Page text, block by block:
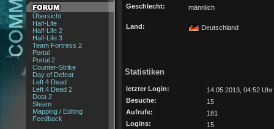
Übersicht
Half-Life
Half-Life 2
Half-Life 3
Team Fortress 2
Portal
Portal 2
Counter-Strike
Day of Defeat
Left 4 Dead
Left 4 Dead 2
Dota 2
Steam
Mapping / Editing
Feedback
Geschlecht:
männlich
Land: Deutschland
Statistiken
letzter Login:
14.05.2013, 04:52 Uhr
Besuche:
15
Aufrufe:
181
Logins:
15